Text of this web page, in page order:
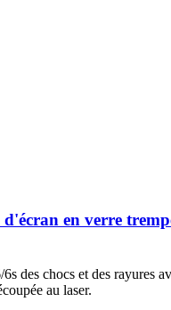
en verre
des chocs et des rayures
au laser.